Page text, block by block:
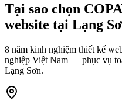
Tại sao chọn
website tại Lạng
8 năm kinh nghiệm thiết kế
nghiệp Việt Nam — phục vụ
Lạng Sơn.